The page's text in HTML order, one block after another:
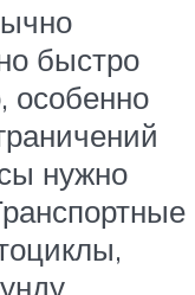
быстро
особенно
нужно